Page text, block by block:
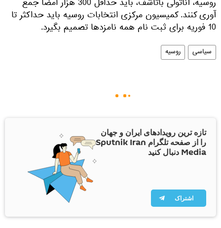
روسیه، آناتولی باتاشف، باید حداقل 300 هزار امضا جمع
آوری کنند. کمیسیون مرکزی انتخابات روسیه باید حداکثر تا
10 فوریه برای ثبت نام همه نامزدها تصمیم بگیرد.
سیاسی روسیه
تازه ترین رویدادهای ایران و جهان
را از صفحه تلگرام Sputnik Iran
Media دنبال کنید
اشتراک